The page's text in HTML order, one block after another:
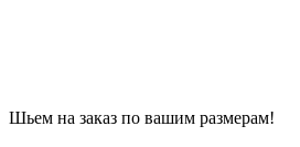
Шьем на заказ по вашим размерам!